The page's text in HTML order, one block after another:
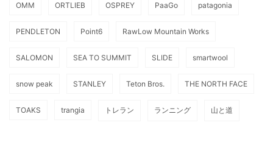
OMM ORTLIEB OSPREY PaaGo patagonia
PENDLETON Point6 RawLow Mountain Works
SALOMON SEA TO SUMMIT SLIDE smartwool
snow peak STANLEY Teton Bros. THE NORTH FACE
TOAKS trangia トレラン ランニング 山と道